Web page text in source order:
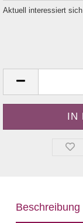
Aktuell interessiert sich
Beschreibung